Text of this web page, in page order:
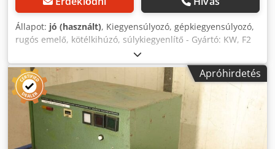
Állapot: jó (használt), Kiegyensúlyozó, gépkiegyensúlyozó,
rugós emelő, kötélkihúzó, súlykiegyenlítő - Gyártó: KW, F2
típusú rugós emelő reteszeléssel - Terhelés: 98–176 N -
Kötélhossz: 1,9 m - Mennyiség: 2 db rugós emelő elérhető -
Ár: darabonként - Méret: 225/125/M340 mm - Saját tömeg:
10,3 kg/db Cjdpoir E S Ijfx Ah Uerf
Apróhirdetés